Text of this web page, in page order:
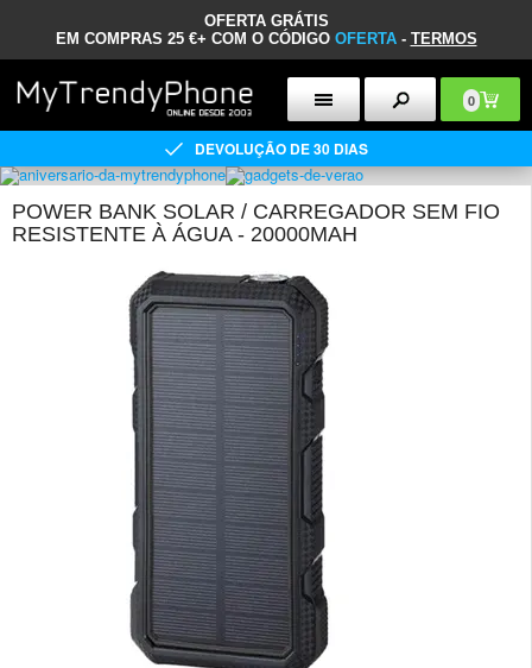
OFERTA GRÁTIS
EM COMPRAS 25 €+ COM O CÓDIGO OFERTA- TERMOS
0
DEVOLUÇÃO DE 30 DIAS
POWER BANK SOLAR / CARREGADOR SEM FIO
RESISTENTE À ÁGUA - 20000MAH